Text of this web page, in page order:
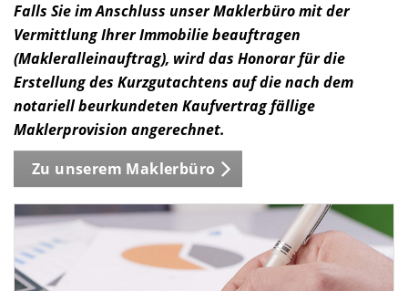
Falls Sie im Anschluss unser Maklerbüro mit der
Vermittlung Ihrer Immobilie beauftragen
(Makleralleinauftrag), wird das Honorar für die
Erstellung des Kurzgutachtens auf die nach dem
notariell beurkundeten Kaufvertrag fällige
Maklerprovision angerechnet.
Zu unserem Maklerbüro